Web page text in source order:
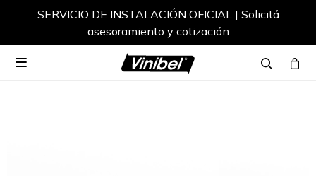
SERVICIO DE INSTALACIÓN OFICIAL | Solicitá
asesoramiento y cotización
